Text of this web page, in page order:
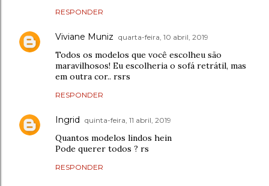
RESPONDER
Viviane Muniz quarta-feira, 10 abril, 2019
Todos os modelos que você escolheu são
maravilhosos! Eu escolheria o sofá retrátil, mas
em outra cor.. rsrs
RESPONDER
Ingrid quinta-feira, 11 abril, 2019
Quantos modelos lindos hein
Pode querer todos ? rs
RESPONDER